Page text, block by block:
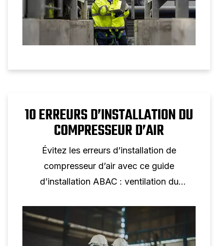
10 ERREURS D’INSTALLATION DU
COMPRESSEUR D’AIR
Évitez les erreurs d’installation de
compresseur d’air avec ce guide
d’installation ABAC : ventilation du
tuyau, fuites et bruit.